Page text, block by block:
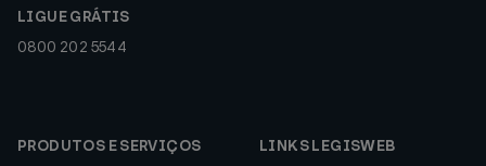
LIGUE GRÁTIS
0800 202 5544
PRODUTOS E SERVIÇOS
LINKS LEGISWEB